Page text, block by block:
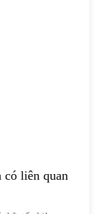
có liên quan